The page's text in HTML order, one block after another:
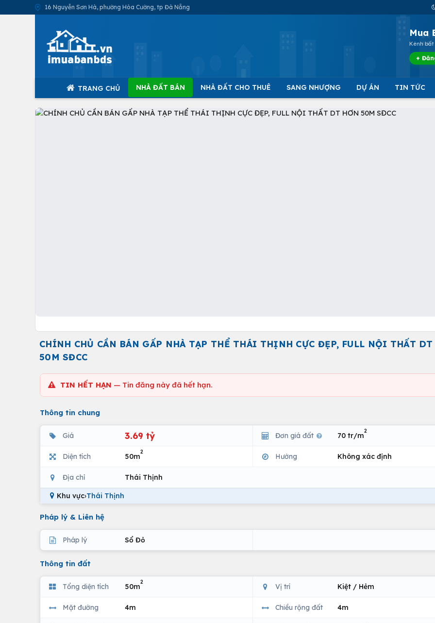
16 Nguyễn Sơn Hà, phường Hòa Cường, tp Đà Nẵng
Mua
Kênh bất
+
TRANG CHỦ NHÀ ĐẤT BÁN NHÀ ĐẤT CHO THUÊ SANG NHƯỢNG DỰ ÁN TIN TỨC
CHÍNH CHỦ CẦN BÁN GẤP NHÀ TẠP THỂ THÁI THỊNH CỰC ĐẸP, FULL NỘI THẤT DT
50M SĐCC
TIN HẾT HẠN — Tin đăng này đã hết hạn.
Thông tin chung
Giá 3.69 tỷ Đơn giá đất 70 tr/m
2
Diện tích 50m
2
Hướng Không xác định
Địa chỉ Thái Thịnh
Khu vực›Thái Thịnh
Pháp lý & Liên hệ
Pháp lý Sổ Đỏ
Thông tin đất
Tổng diện tích 50m
2
Vị trí Kiệt / Hẻm
Mặt đường 4m Chiều rộng đất 4m